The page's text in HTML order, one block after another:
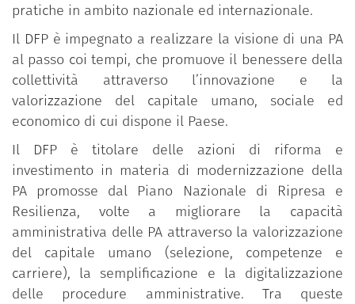
pratiche in ambito nazionale ed internazionale.
Il DFP è impegnato a realizzare la visione di una PA
al passo coi tempi, che promuove il benessere della
collettività attraverso l’innovazione e la
valorizzazione del capitale umano, sociale ed
economico di cui dispone il Paese.
Il DFP è titolare delle azioni di riforma e
investimento in materia di modernizzazione della
PA promosse dal Piano Nazionale di Ripresa e
Resilienza, volte a migliorare la capacità
amministrativa delle PA attraverso la valorizzazione
del capitale umano (selezione, competenze e
carriere), la semplificazione e la digitalizzazione
delle procedure amministrative. Tra queste